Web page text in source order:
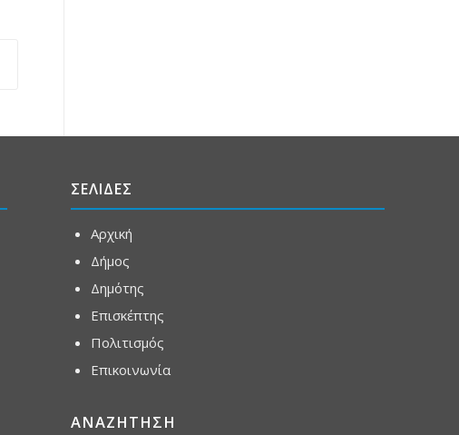
ΣΕΛΙΔΕΣ
Αρχική
Δήμος
Δημότης
Επισκέπτης
Πολιτισμός
Επικοινωνία
ΑΝΑΖΗΤΗΣΗ